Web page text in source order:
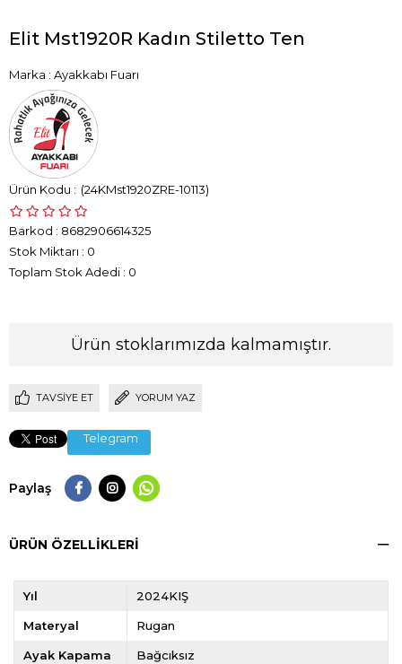
Elit Mst1920R Kadın Stiletto Ten
Marka : Ayakkabı Fuarı
(24KMst1920ZRE-10113)
Barkod : 8682906614325
Stok Miktarı : 0
Toplam Stok Adedi : 0
Ürün stoklarımızda kalmamıştır.
TAVSIYE ET YORUM YAZ
Telegram
Paylaş
ÜRÜN ÖZELLIKLERI
Yıl 2024KIŞ
Materyal Rugan
Ayak Kapama Bağcıksız